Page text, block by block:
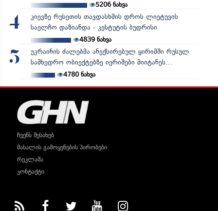
5206ნახვა
4
კიევზე რუსეთის თავდასხმის დროს ლიეტუვის
საელჩო დაზიანდა - კესტუტის ბუდრისი
4839ნახვა
5
უკრაინის ძალებმა ანექსირებულ ყირიმში რუსულ
სამხედრო ობიექტებზე იერიშები მიიტანეს...
4780ნახვა
ჩვენს შესახებ
მასალის გამოყენების პირობები
რეკლამა
კონტაქტი